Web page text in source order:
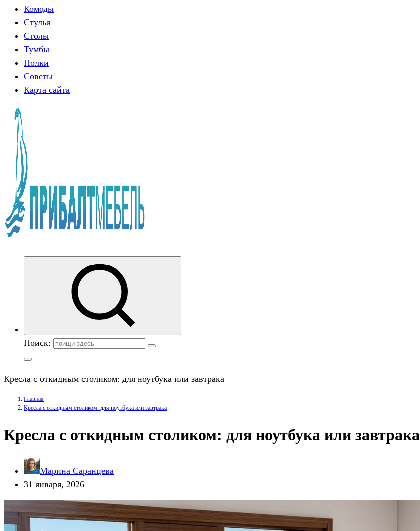
Комоды
Стулья
Столы
Тумбы
Полки
Советы
Карта сайта
Поиск:
Кресла с откидным столиком: для ноутбука или завтрака
Главная
Кресла с откидным столиком: для ноутбука или завтрака
Кресла с откидным столиком: для ноутбука или завтрака
Марина Саранцева
31 января, 2026